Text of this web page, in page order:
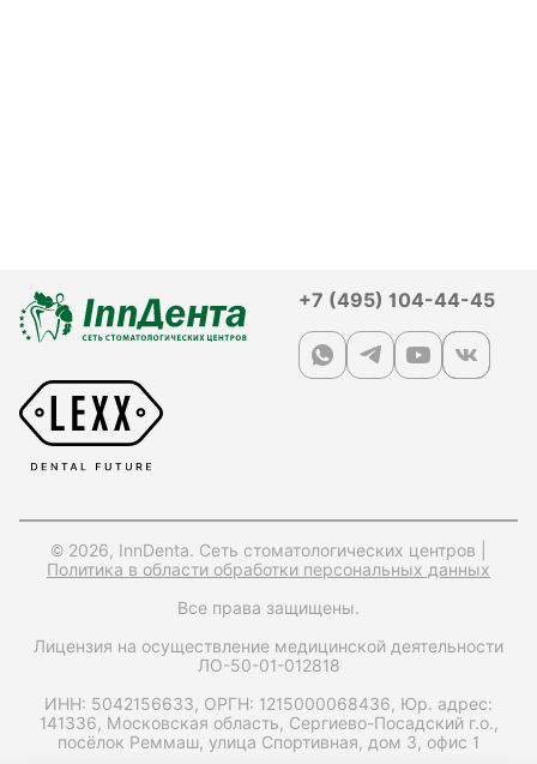
+7 (495) 104-44-45
© 2026, InnDenta. Сеть стоматологических центров |
Политика в области обработки персональных данных
Все права защищены.
Лицензия на осуществление медицинской деятельности
ЛО-50-01-012818
ИНН: 5042156633, ОРГН: 1215000068436, Юр. адрес:
141336, Московская область, Сергиево-Посадский г.о.,
посёлок Реммаш, улица Спортивная, дом 3, офис 1